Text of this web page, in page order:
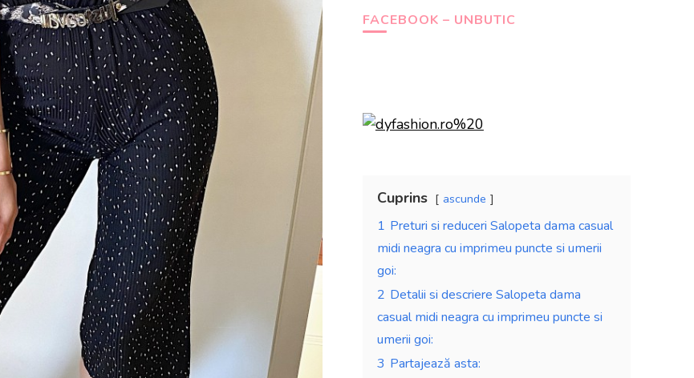
FACEBOOK – UNBUTIC
Cuprins ascunde
1 Preturi si reduceri Salopeta dama casual
midi neagra cu imprimeu puncte si umerii
goi:
2 Detalii si descriere Salopeta dama
casual midi neagra cu imprimeu puncte si
umerii goi:
3 Partajează asta: